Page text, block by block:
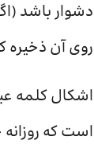
دشوار باشد
روی آن ذخیره
اشکال کلمه
است که